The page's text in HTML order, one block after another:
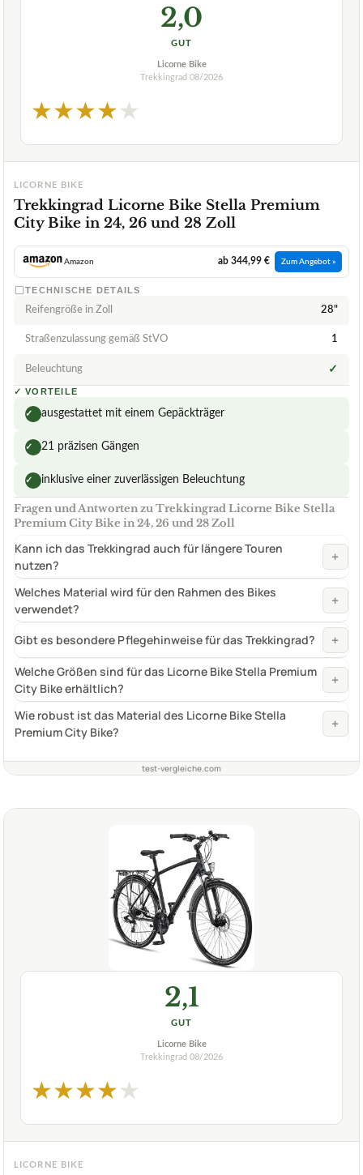
2,0
GUT
Licorne Bike
Trekkingrad 08/2026
★★★★★
LICORNE BIKE
Trekkingrad Licorne Bike Stella Premium
City Bike in 24, 26 und 28 Zoll
Amazon ab 344,99 € Zum Angebot »
TECHNISCHE DETAILS
Reifengröße in Zoll 28"
Straßenzulassung gemäß StVO 1
Beleuchtung ✓
✓ VORTEILE
✓ ausgestattet mit einem Gepäckträger
✓ 21 präzisen Gängen
✓ inklusive einer zuverlässigen Beleuchtung
Fragen und Antworten zu Trekkingrad Licorne Bike Stella
Premium City Bike in 24, 26 und 28 Zoll
Kann ich das Trekkingrad auch für längere Touren
nutzen?
+
Welches Material wird für den Rahmen des Bikes
verwendet?
+
Gibt es besondere Pflegehinweise für das Trekkingrad? +
Welche Größen sind für das Licorne Bike Stella Premium
City Bike erhältlich?
+
Wie robust ist das Material des Licorne Bike Stella
Premium City Bike?
+
test-vergleiche.com
2,1
GUT
Licorne Bike
Trekkingrad 08/2026
★★★★★
LICORNE BIKE